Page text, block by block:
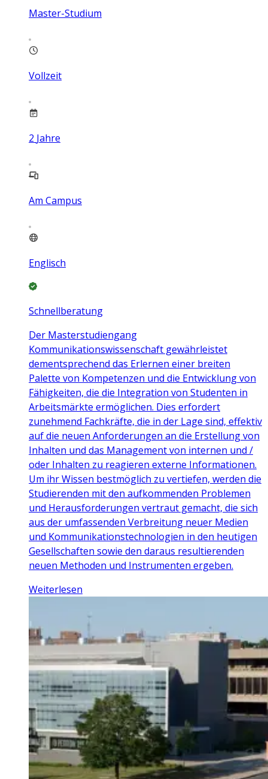
Master-Studium
Vollzeit
2 Jahre
Am Campus
Englisch
Schnellberatung
Der Masterstudiengang
Kommunikationswissenschaft gewährleistet
dementsprechend das Erlernen einer breiten
Palette von Kompetenzen und die Entwicklung von
Fähigkeiten, die die Integration von Studenten in
Arbeitsmärkte ermöglichen. Dies erfordert
zunehmend Fachkräfte, die in der Lage sind, effektiv
auf die neuen Anforderungen an die Erstellung von
Inhalten und das Management von internen und /
oder Inhalten zu reagieren externe Informationen.
Um ihr Wissen bestmöglich zu vertiefen, werden die
Studierenden mit den aufkommenden Problemen
und Herausforderungen vertraut gemacht, die sich
aus der umfassenden Verbreitung neuer Medien
und Kommunikationstechnologien in den heutigen
Gesellschaften sowie den daraus resultierenden
neuen Methoden und Instrumenten ergeben.
Weiterlesen